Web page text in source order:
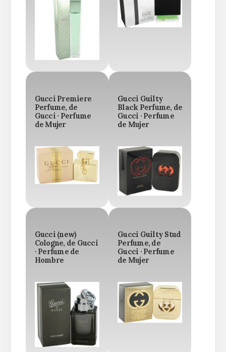
Gucci Premiere
Perfume, de
Gucci · Perfume
de Mujer
Gucci Guilty
Black Perfume, de
Gucci · Perfume
de Mujer
Gucci (new)
Cologne, de Gucci
· Perfume de
Hombre
Gucci Guilty Stud
Perfume, de
Gucci · Perfume
de Mujer